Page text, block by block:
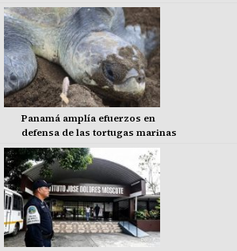
Panamá amplía efuerzos en
defensa de las tortugas marinas